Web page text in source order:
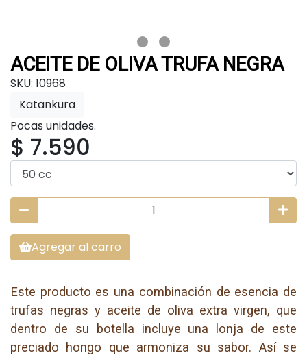
ACEITE DE OLIVA TRUFA NEGRA
SKU: 10968
Katankura
Pocas unidades.
$ 7.590
Agregar al carro
Este producto es una combinación de esencia de
trufas negras y aceite de oliva extra virgen, que
dentro de su botella incluye una lonja de este
preciado hongo que armoniza su sabor. Así se